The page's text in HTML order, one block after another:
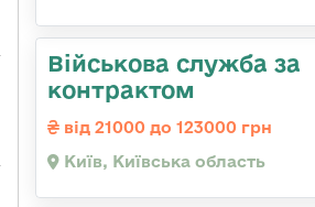
Військова служба за
контрактом
від 21000 до 123000 грн
Київ, Київська область